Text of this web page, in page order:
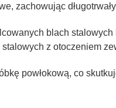
zachowując
blach
z otoczeniem
powłokową, co